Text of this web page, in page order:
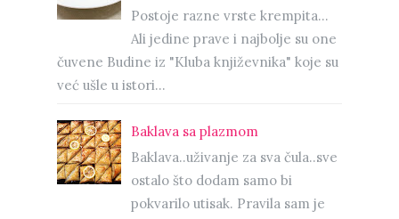
Postoje razne vrste krempita...
Ali jedine prave i najbolje su one
čuvene Budine iz "Kluba književnika" koje su
već ušle u istori...
Baklava sa plazmom
Baklava..uživanje za sva čula..sve
ostalo što dodam samo bi
pokvarilo utisak. Pravila sam je